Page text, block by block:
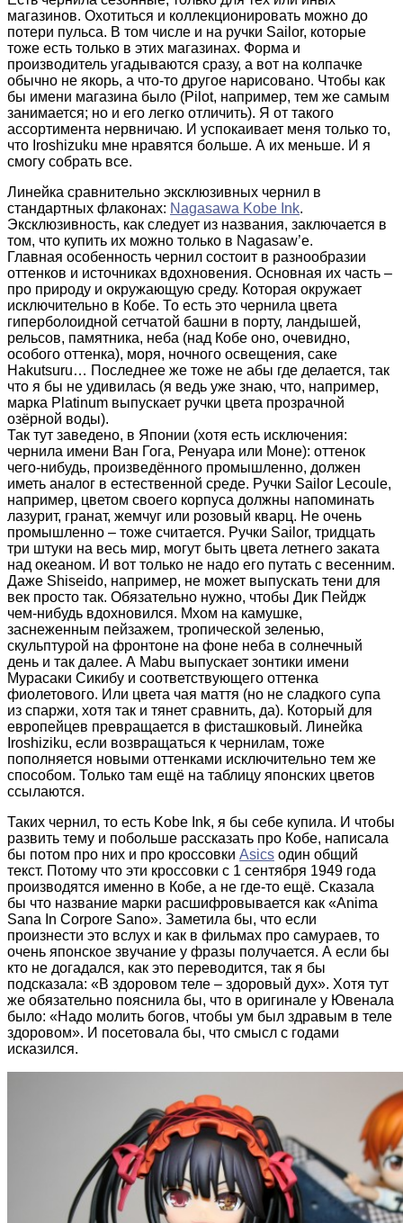
магазинов. Охотиться и коллекционировать можно до
потери пульса. В том числе и на ручки Sailor, которые
тоже есть только в этих магазинах. Форма и
производитель угадываются сразу, а вот на колпачке
обычно не якорь, а что-то другое нарисовано. Чтобы как
бы имени магазина было (Pilot, например, тем же самым
занимается; но и его легко отличить). Я от такого
ассортимента нервничаю. И успокаивает меня только то,
что Iroshizuku мне нравятся больше. А их меньше. И я
смогу собрать все.
Линейка сравнительно эксклюзивных чернил в
стандартных флаконах: Nagasawa Kobe Ink.
Эксклюзивность, как следует из названия, заключается в
том, что купить их можно только в Nagasaw’е.
Главная особенность чернил состоит в разнообразии
оттенков и источниках вдохновения. Основная их часть –
про природу и окружающую среду. Которая окружает
исключительно в Кобе. То есть это чернила цвета
гиперболоидной сетчатой башни в порту, ландышей,
рельсов, памятника, неба (над Кобе оно, очевидно,
особого оттенка), моря, ночного освещения, саке
Hakutsuru… Последнее же тоже не абы где делается, так
что я бы не удивилась (я ведь уже знаю, что, например,
марка Platinum выпускает ручки цвета прозрачной
озёрной воды).
Так тут заведено, в Японии (хотя есть исключения:
чернила имени Ван Гога, Ренуара или Моне): оттенок
чего-нибудь, произведённого промышленно, должен
иметь аналог в естественной среде. Ручки Sailor Lecoule,
например, цветом своего корпуса должны напоминать
лазурит, гранат, жемчуг или розовый кварц. Не очень
промышленно – тоже считается. Ручки Sailor, тридцать
три штуки на весь мир, могут быть цвета летнего заката
над океаном. И вот только не надо его путать с весенним.
Даже Shiseido, например, не может выпускать тени для
век просто так. Обязательно нужно, чтобы Дик Пейдж
чем-нибудь вдохновился. Мхом на камушке,
заснеженным пейзажем, тропической зеленью,
скульптурой на фронтоне на фоне неба в солнечный
день и так далее. А Mabu выпускает зонтики имени
Мурасаки Сикибу и соответствующего оттенка
фиолетового. Или цвета чая маття (но не сладкого супа
из спаржи, хотя так и тянет сравнить, да). Который для
европейцев превращается в фисташковый. Линейка
Iroshiziku, если возвращаться к чернилам, тоже
пополняется новыми оттенками исключительно тем же
способом. Только там ещё на таблицу японских цветов
ссылаются.
Таких чернил, то есть Kobe Ink, я бы себе купила. И чтобы
развить тему и побольше рассказать про Кобе, написала
бы потом про них и про кроссовки Asics один общий
текст. Потому что эти кроссовки с 1 сентября 1949 года
производятся именно в Кобе, а не где-то ещё. Сказала
бы что название марки расшифровывается как «Anima
Sana In Corpore Sano». Заметила бы, что если
произнести это вслух и как в фильмах про самураев, то
очень японское звучание у фразы получается. А если бы
кто не догадался, как это переводится, так я бы
подсказала: «В здоровом теле – здоровый дух». Хотя тут
же обязательно пояснила бы, что в оригинале у Ювенала
было: «Надо молить богов, чтобы ум был здравым в теле
здоровом». И посетовала бы, что смысл с годами
исказился.